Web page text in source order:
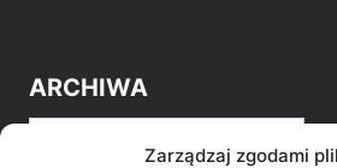
Zarządzaj zgodami
ARCHIWA
Archiwa